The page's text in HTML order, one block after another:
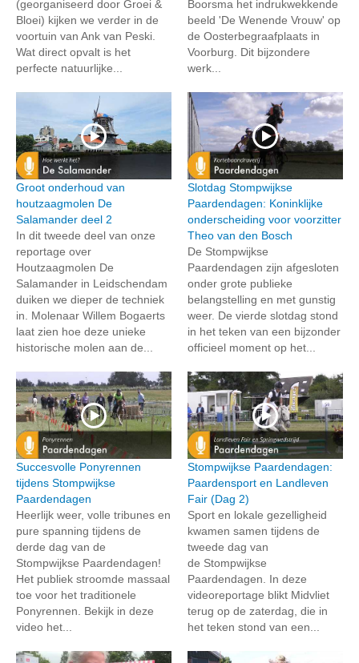
(georganiseerd door Groei &
Bloei) kijken we verder in de
voortuin van Ank van Peski.
Wat direct opvalt is het
perfecte natuurlijke...
Boorsma het indrukwekkende
beeld 'De Wenende Vrouw' op
de Oosterbegraafplaats in
Voorburg. Dit bijzondere
werk...
Groot onderhoud van
houtzaagmolen De
Salamander deel 2
In dit tweede deel van onze
reportage over
Houtzaagmolen De
Salamander in Leidschendam
duiken we dieper de techniek
in. Molenaar Willem Bogaerts
laat zien hoe deze unieke
historische molen aan de...
Slotdag Stompwijkse
Paardendagen: Koninklijke
onderscheiding voor voorzitter
Theo van den Bosch
De Stompwijkse
Paardendagen zijn afgesloten
onder grote publieke
belangstelling en met gunstig
weer. De vierde slotdag stond
in het teken van een bijzonder
officieel moment op het...
Succesvolle Ponyrennen
tijdens Stompwijkse
Paardendagen
Heerlijk weer, volle tribunes en
pure spanning tijdens de
derde dag van de
Stompwijkse Paardendagen!
Het publiek stroomde massaal
toe voor het traditionele
Ponyrennen. Bekijk in deze
video het...
Stompwijkse Paardendagen:
Paardensport en Landleven
Fair (Dag 2)
Sport en lokale gezelligheid
kwamen samen tijdens de
tweede dag van
de Stompwijkse
Paardendagen. In deze
videoreportage blikt Midvliet
terug op de zaterdag, die in
het teken stond van een...